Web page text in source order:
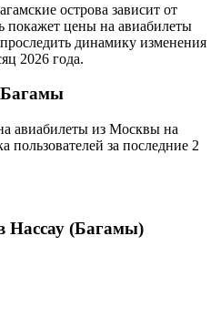
острова зависит от
покажет цены на авиабилеты
динамику изменения
2026 года.
авиабилеты из Москвы на
пользователей за последние 2
Нассау (Багамы)